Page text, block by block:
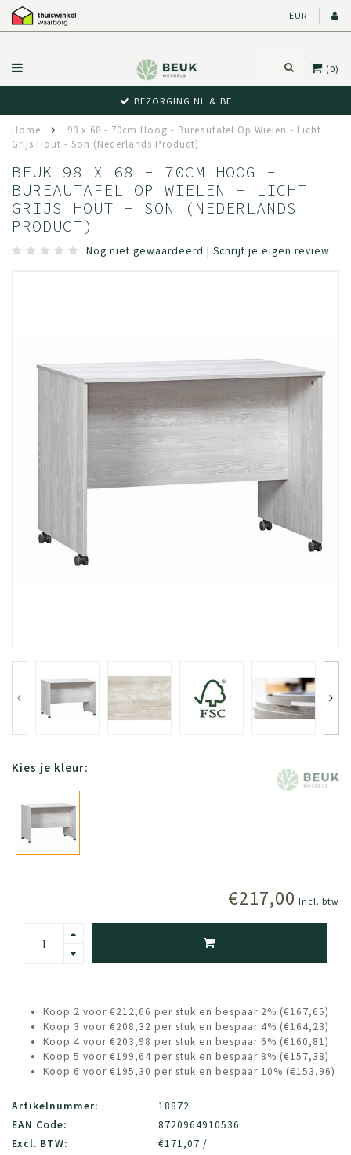
EUR
(0)
BEZORGING NL & BE
Home
98 x 68 - 70cm Hoog - Bureautafel Op Wielen - Licht
Grijs Hout - Son (Nederlands Product)
BEUK 98 X 68 - 70CM HOOG -
BUREAUTAFEL OP WIELEN - LICHT
GRIJS HOUT - SON (NEDERLANDS
PRODUCT)
Nog niet gewaardeerd | Schrijf je eigen review
Kies je kleur:
€217,00 Incl. btw
Koop 2 voor €212,66 per stuk en bespaar 2% (€167,65)
Koop 3 voor €208,32 per stuk en bespaar 4% (€164,23)
Koop 4 voor €203,98 per stuk en bespaar 6% (€160,81)
Koop 5 voor €199,64 per stuk en bespaar 8% (€157,38)
Koop 6 voor €195,30 per stuk en bespaar 10% (€153,96)
Artikelnummer:
18872
EAN Code:
8720964910536
Excl. BTW:
€171,07 /